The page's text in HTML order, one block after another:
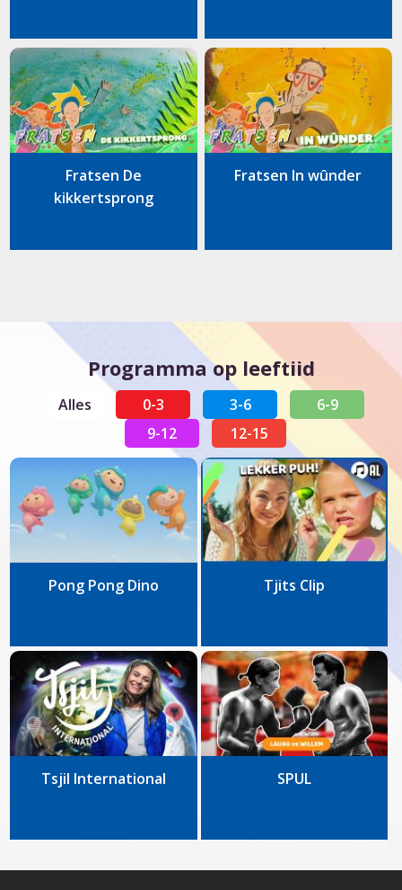
Fratsen De
kikkertsprong
Fratsen In wûnder
Programma op leeftiid
Alles 0-3 3-6
6-9
9-12
12-15
Pong Pong Dino Tjits Clip
Tsjil International SPUL